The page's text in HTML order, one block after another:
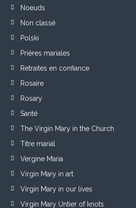
Noeuds
Non classé
Polski
Prières mariales
Retraites en confiance
Rosaire
Rosary
Santé
The Virgin Mary in the Church
Titre marial
Vergine Maria
Virgin Mary in art
Virgin Mary in our lives
Virgin Mary Untier of knots